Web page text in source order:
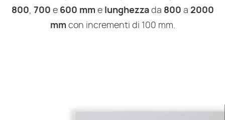
800, 700 e 600 mm e lunghezza da 800 a 2000
mm con incrementi di 100 mm.